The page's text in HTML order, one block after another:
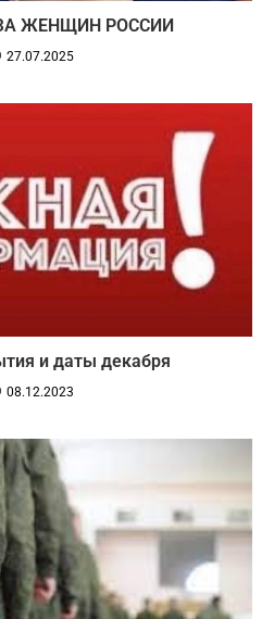
ЖЕНЩИН РОССИИ
27.07.2025
и даты декабря
08.12.2023